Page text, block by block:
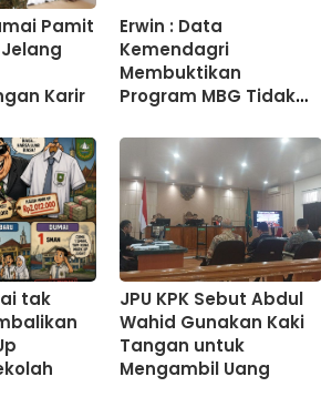
Pamit
Karir
Erwin : Data
Kemendagri
Membuktikan
Program MBG Tidak
tak
JPU KPK Sebut Abdul
Wahid Gunakan Kaki
Tangan untuk
Mengambil Uang